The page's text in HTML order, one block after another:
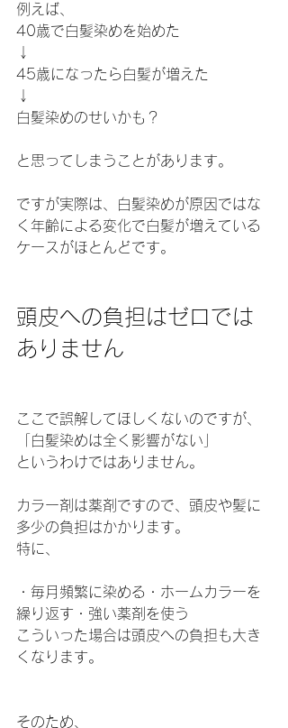
例えば、
40歳で白髪染めを始めた
↓
45歳になったら白髪が増えた
↓
白髪染めのせいかも？
と思ってしまうことがあります。
ですが実際は、白髪染めが原因ではな
く年齢による変化で白髪が増えている
ケースがほとんどです。
頭皮への負担はゼロでは
ありません
ここで誤解してほしくないのですが、
「白髪染めは全く影響がない」
というわけではありません。
カラー剤は薬剤ですので、頭皮や髪に
多少の負担はかかります。
特に、
・毎月頻繁に染める・ホームカラーを
繰り返す・強い薬剤を使う
こういった場合は頭皮への負担も大き
くなります。
そのため、